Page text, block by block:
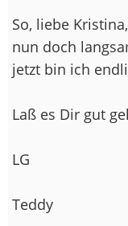
So, liebe
nun doch
jetzt bin ich
Laß es Dir gut
LG
Teddy